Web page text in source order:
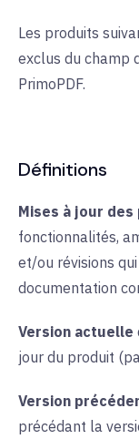
Les produits
exclus du champ
PrimoPDF.
Définitions
Mises à jour
fonctionnalités,
et/ou révisions
documentation
Version actuelle
jour du produit
Version
précédant la